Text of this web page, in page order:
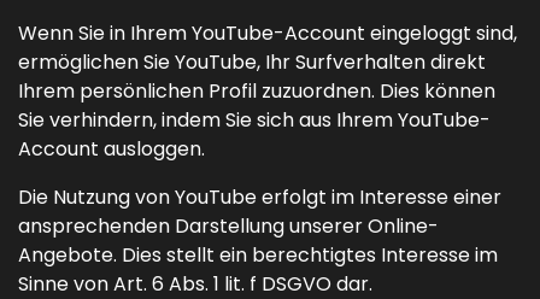
Wenn Sie in Ihrem YouTube-Account eingeloggt sind,
ermöglichen Sie YouTube, Ihr Surfverhalten direkt
Ihrem persönlichen Profil zuzuordnen. Dies können
Sie verhindern, indem Sie sich aus Ihrem YouTube-
Account ausloggen.
Die Nutzung von YouTube erfolgt im Interesse einer
ansprechenden Darstellung unserer Online-
Angebote. Dies stellt ein berechtigtes Interesse im
Sinne von Art. 6 Abs. 1 lit. f DSGVO dar.